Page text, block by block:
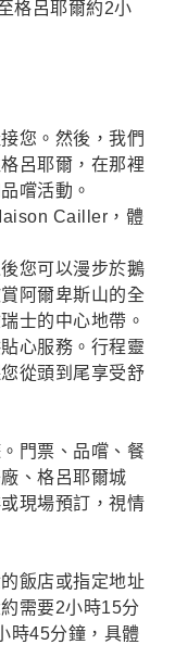
格呂耶爾約2小
您。然後，我們
呂耶爾，在那裡
嚐活動。
Cailler，體
您可以漫步於鵝
阿爾卑斯山的全
士的中心地帶。
心服務。行程靈
從頭到尾享受舒
門票、品嚐、餐
、格呂耶爾城
現場預訂，視情
飯店或指定地址
需要2小時15分
時45分鐘，具體